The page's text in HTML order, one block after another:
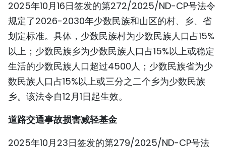
图库
视频
人民报社简介
TIẾNG VIỆT
ENGLISH
FRANÇAIS
2025年10月16日签发的第272/2025/ND-CP号法令
规定了2026-2030年少数民族和山区的村、乡、省
划定标准。具体，少数民族村为少数民族人口占15%
以上；少数民族乡为少数民族人口占15%以上或稳定
生活的少数民族人口超过4500人；少数民族省为少
数民族人口占15%以上或三分之二个乡为少数民族
乡。该法令自12月1日起生效。
道路交通事故损害减轻基金
2025年10月23日签发的第279/2025/ND-CP号法